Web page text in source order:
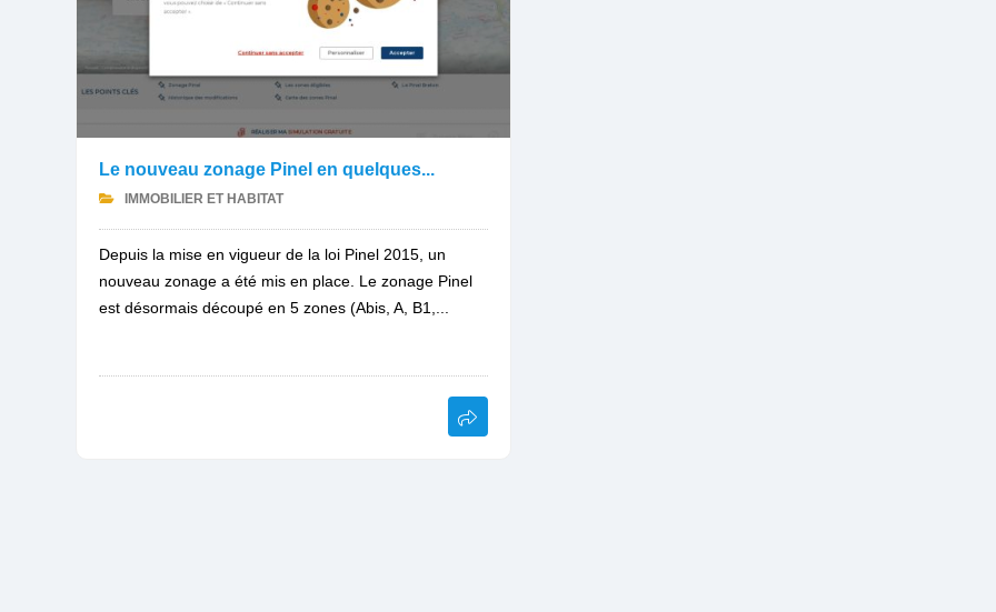
Le nouveau zonage Pinel en quelques...
IMMOBILIER ET HABITAT
Depuis la mise en vigueur de la loi Pinel 2015, un
nouveau zonage a été mis en place. Le zonage Pinel
est désormais découpé en 5 zones (Abis, A, B1,...